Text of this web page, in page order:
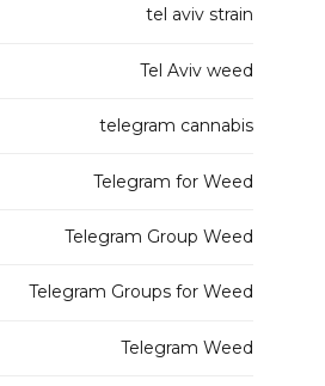
tel aviv strain
Tel Aviv weed
telegram cannabis
Telegram for Weed
Telegram Group Weed
Telegram Groups for Weed
Telegram Weed